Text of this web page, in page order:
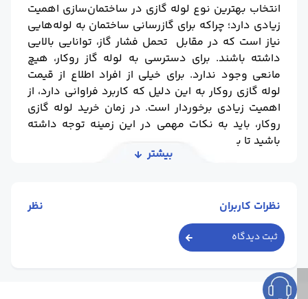
انتخاب بهترین نوع لوله گازی در ساختمان‌سازی اهمیت
زیادی دارد؛ چراکه برای گازرسانی ساختمان به لوله‌هایی
نیاز است که در مقابل تحمل فشار گاز، توانایی بالایی
داشته باشند. برای دسترسی به لوله گاز روکار، هیچ
مانعی وجود ندارد. برای خیلی از افراد اطلاع از قیمت
لوله گازی روکار به این دلیل که کاربرد فراوانی دارد، از
اهمیت زیادی برخوردار است. در زمان خرید لوله گازی
روکار، باید به نکات مهمی در این زمینه توجه داشته
باشید تا بتوانید بهترین خرید را تجربه کنید.
بیشتر
نظرات کاربران نظر
ثبت دیدگاه